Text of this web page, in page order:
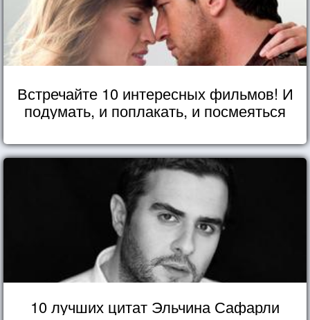
Встречайте 10 интересных фильмов! И
подумать, и поплакать, и посмеяться
10 лучших цитат Эльчина Сафарли